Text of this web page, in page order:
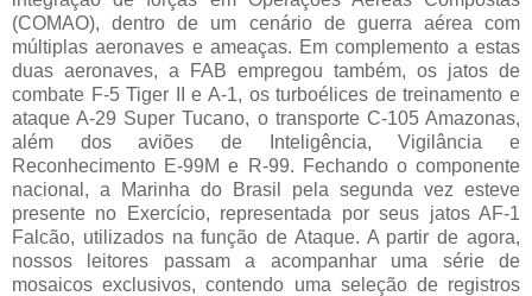
(COMAO), dentro de um cenário de guerra aérea com
múltiplas aeronaves e ameaças. Em complemento a estas
duas aeronaves, a FAB empregou também, os jatos de
combate F-5 Tiger II e A-1, os turboélices de treinamento e
ataque A-29 Super Tucano, o transporte C-105 Amazonas,
além dos aviões de Inteligência, Vigilância e
Reconhecimento E-99M e R-99. Fechando o componente
nacional, a Marinha do Brasil pela segunda vez esteve
presente no Exercício, representada por seus jatos AF-1
Falcão, utilizados na função de Ataque. A partir de agora,
nossos leitores passam a acompanhar uma série de
mosaicos exclusivos, contendo uma seleção de registros